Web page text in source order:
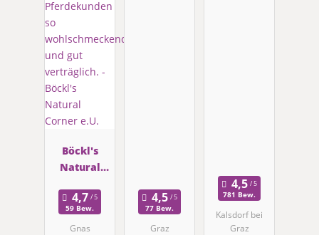
Böckl's
Natural
59 Bew.
Gnas
77 Bew.
Graz
781 Bew.
Kalsdorf bei
Graz